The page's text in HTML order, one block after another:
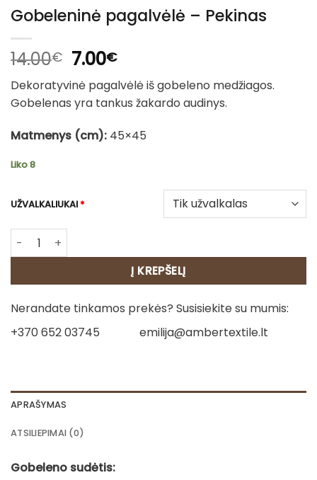
Gobeleninė pagalvėlė – Pekinas
14.00€ Original
price
was:
14.00€.
7.00€Current
price
is:
7.00€.
Dekoratyvinė pagalvėlė iš gobeleno medžiagos.
Gobelenas yra tankus žakardo audinys.
Matmenys (cm): 45×45
Liko 8
UŽVALKALIUKAI*
produkto kiekis: Gobeleninė pagalvėlė - Pekinas
Į KREPŠELĮ
Nerandate tinkamos prekės? Susisiekite su mumis:
+370 652 03745
emilija@ambertextile.lt
APRAŠYMAS
ATSILIEPIMAI (0)
Gobeleno sudėtis: